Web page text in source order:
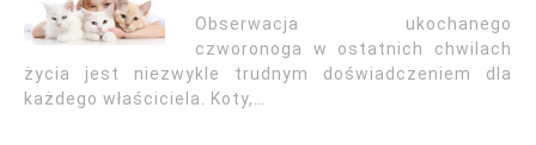
Obserwacja ukochanego
czworonoga w ostatnich chwilach
życia jest niezwykle trudnym doświadczeniem dla
każdego właściciela. Koty,…